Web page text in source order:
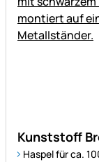
Kunststoff
Haspel für ca.